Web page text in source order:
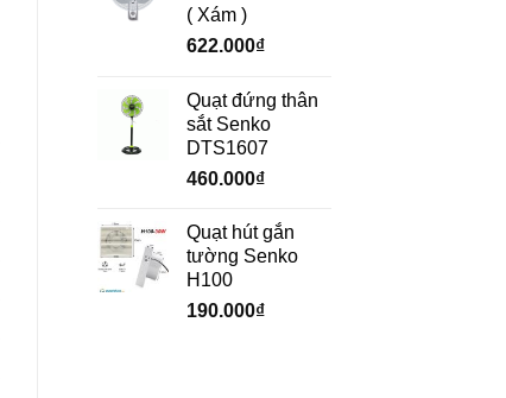
( Xám )
622.000₫
Quạt đứng thân
sắt Senko
DTS1607
460.000₫
Quạt hút gắn
tường Senko
H100
190.000₫